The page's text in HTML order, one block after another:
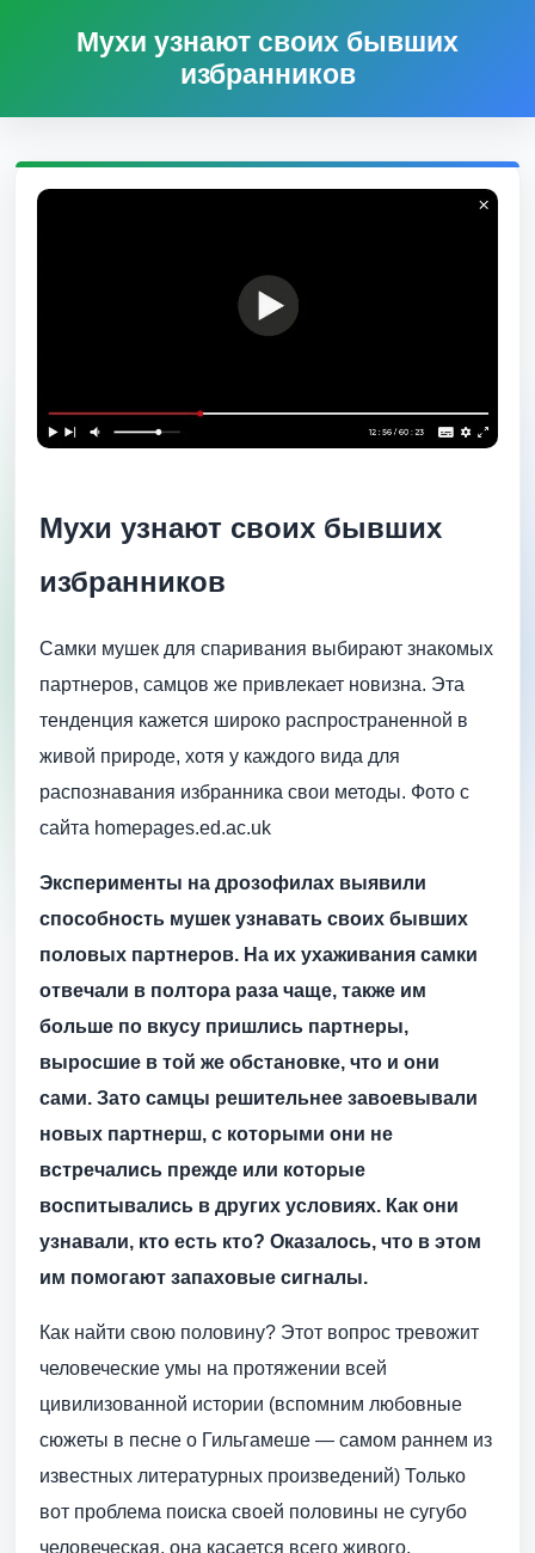
Мухи узнают своих бывших
избранников
Мухи узнают своих бывших
избранников
Самки мушек для спаривания выбирают знакомых
партнеров, самцов же привлекает новизна. Эта
тенденция кажется широко распространенной в
живой природе, хотя у каждого вида для
распознавания избранника свои методы. Фото с
сайта homepages.ed.ac.uk
Эксперименты на дрозофилах выявили
способность мушек узнавать своих бывших
половых партнеров. На их ухаживания самки
отвечали в полтора раза чаще, также им
больше по вкусу пришлись партнеры,
выросшие в той же обстановке, что и они
сами. Зато самцы решительнее завоевывали
новых партнерш, с которыми они не
встречались прежде или которые
воспитывались в других условиях. Как они
узнавали, кто есть кто? Оказалось, что в этом
им помогают запаховые сигналы.
Как найти свою половину? Этот вопрос тревожит
человеческие умы на протяжении всей
цивилизованной истории (вспомним любовные
сюжеты в песне о Гильгамеше — самом раннем из
известных литературных произведений) Только
вот проблема поиска своей половины не сугубо
человеческая, она касается всего живого,